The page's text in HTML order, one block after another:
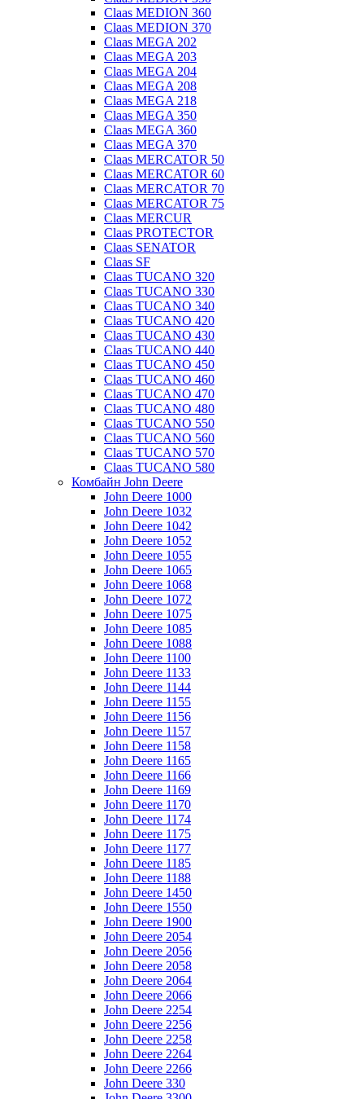
Claas MEDION 360
Claas MEDION 370
Claas MEGA 202
Claas MEGA 203
Claas MEGA 204
Claas MEGA 208
Claas MEGA 218
Claas MEGA 350
Claas MEGA 360
Claas MEGA 370
Claas MERCATOR 50
Claas MERCATOR 60
Claas MERCATOR 70
Claas MERCATOR 75
Claas MERCUR
Claas PROTECTOR
Claas SENATOR
Claas SF
Claas TUCANO 320
Claas TUCANO 330
Claas TUCANO 340
Claas TUCANO 420
Claas TUCANO 430
Claas TUCANO 440
Claas TUCANO 450
Claas TUCANO 460
Claas TUCANO 470
Claas TUCANO 480
Claas TUCANO 550
Claas TUCANO 560
Claas TUCANO 570
Claas TUCANO 580
Комбайн John Deere
John Deere 1000
John Deere 1032
John Deere 1042
John Deere 1052
John Deere 1055
John Deere 1065
John Deere 1068
John Deere 1072
John Deere 1075
John Deere 1085
John Deere 1088
John Deere 1100
John Deere 1133
John Deere 1144
John Deere 1155
John Deere 1156
John Deere 1157
John Deere 1158
John Deere 1165
John Deere 1166
John Deere 1169
John Deere 1170
John Deere 1174
John Deere 1175
John Deere 1177
John Deere 1185
John Deere 1188
John Deere 1450
John Deere 1550
John Deere 1900
John Deere 2054
John Deere 2056
John Deere 2058
John Deere 2064
John Deere 2066
John Deere 2254
John Deere 2256
John Deere 2258
John Deere 2264
John Deere 2266
John Deere 330